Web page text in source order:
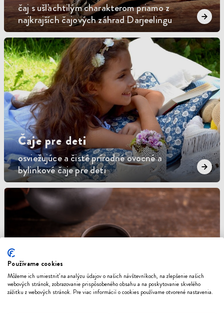
čaj s ušľachtilým charakterom priamo z
najkrajších čajových záhrad Darjeelingu
Čaje pre deti
osviežujúce a čisté prírodné ovocné a
bylinkové čaje pre deti
Pu Erh
Používame cookies
Môžeme ich umiestniť na analýzu údajov o našich návštevníkoch, na zlepšenie našich
webových stránok, zobrazovanie prispôsobeného obsahu a na poskytovanie skvelého
zážitku z webových stránok. Pre viac informácií o cookies používame otvorené nastavenia.